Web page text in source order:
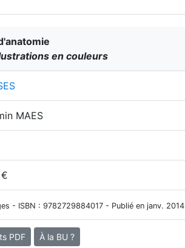
en couleurs
MAES
- ISBN : 9782729884017 - Publié en janv. 2014
PDF À la BU ?